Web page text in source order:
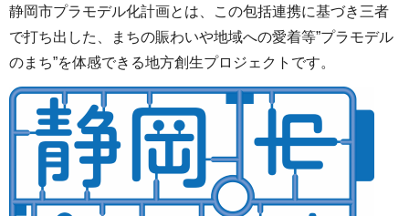
静岡市プラモデル化計画とは、この包括連携に基づき三者
で打ち出した、まちの賑わいや地域への愛着等”プラモデル
のまち”を体感できる地方創生プロジェクトです。